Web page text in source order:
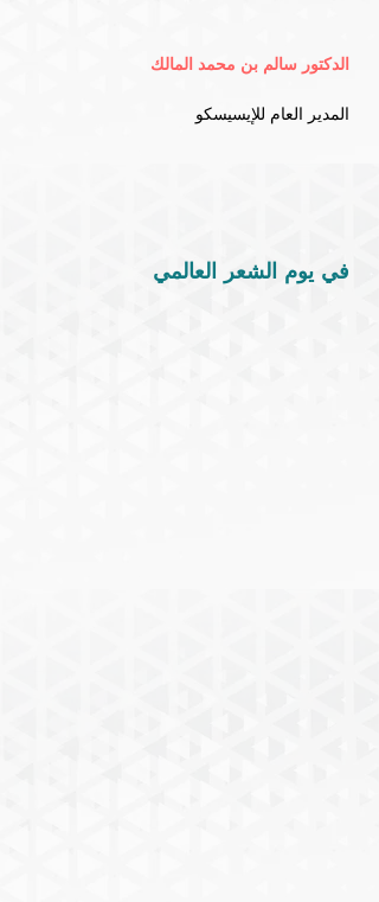
الدكتور سالم بن محمد المالك
المدير العام للإيسيسكو
في يوم الشعر العالمي